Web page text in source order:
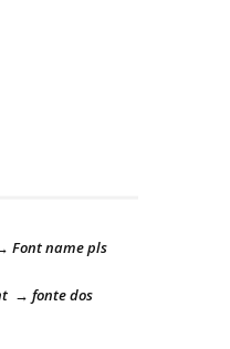
Font name pls
→ fonte dos